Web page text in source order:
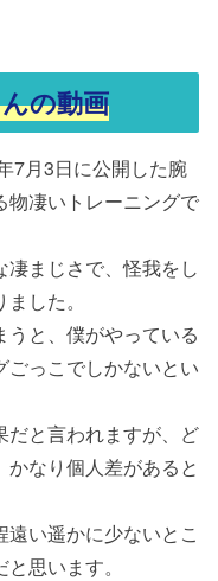
の動画
7月3日に公開した腕
物凄いトレーニングで
凄まじさで、怪我をし
した。
と、僕がやっている
ごっこでしかないとい
だと言われますが、ど
なり個人差があると
い遥かに少ないとこ
思います。